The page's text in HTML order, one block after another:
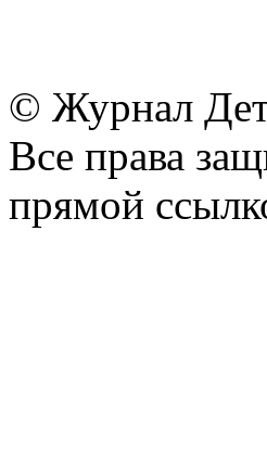
© Журнал
Все права
прямой